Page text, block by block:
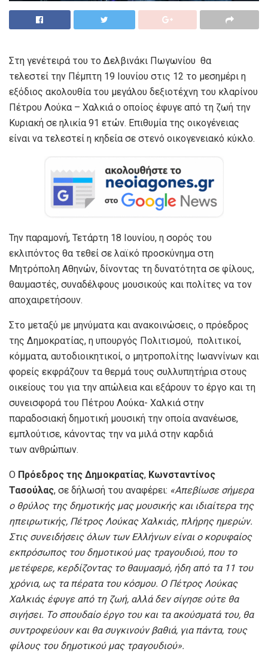
Στη γενέτειρά του το Δελβινάκι Πωγωνίου θα
τελεστεί την Πέμπτη 19 Ιουνίου στις 12 το μεσημέρι η
εξόδιος ακολουθία του μεγάλου δεξιοτέχνη του κλαρίνου
Πέτρου Λούκα – Χαλκιά ο οποίος έφυγε από τη ζωή την
Κυριακή σε ηλικία 91 ετών. Επιθυμία της οικογένειας
είναι να τελεστεί η κηδεία σε στενό οικογενειακό κύκλο.
Την παραμονή, Τετάρτη 18 Ιουνίου, η σορός του
εκλιπόντος θα τεθεί σε λαϊκό προσκύνημα στη
Μητρόπολη Αθηνών, δίνοντας τη δυνατότητα σε φίλους,
θαυμαστές, συναδέλφους μουσικούς και πολίτες να τον
αποχαιρετήσουν.
Στο μεταξύ με μηνύματα και ανακοινώσεις, ο πρόεδρος
της Δημοκρατίας, η υπουργός Πολιτισμού, πολιτικοί,
κόμματα, αυτοδιοικητικοί, ο μητροπολίτης Ιωαννίνων και
φορείς εκφράζουν τα θερμά τους συλλυπητήρια στους
οικείους του για την απώλεια και εξάρουν το έργο και τη
συνεισφορά του Πέτρου Λούκα- Χαλκιά στην
παραδοσιακή δημοτική μουσική την οποία ανανέωσε,
εμπλούτισε, κάνοντας την να μιλά στην καρδιά
των ανθρώπων.
Ο Πρόεδρος της Δημοκρατίας, Κωνσταντίνος
Τασούλας, σε δήλωσή του αναφέρει: «Απεβίωσε σήμερα
ο θρύλος της δημοτικής μας μουσικής και ιδιαίτερα της
ηπειρωτικής, Πέτρος Λούκας Χαλκιάς, πλήρης ημερών.
Στις συνειδήσεις όλων των Ελλήνων είναι ο κορυφαίος
εκπρόσωπος του δημοτικού μας τραγουδιού, που το
μετέφερε, κερδίζοντας το θαυμασμό, ήδη από τα 11 του
χρόνια, ως τα πέρατα του κόσμου. Ο Πέτρος Λούκας
Χαλκιάς έφυγε από τη ζωή, αλλά δεν σίγησε ούτε θα
σιγήσει. Το σπουδαίο έργο του και τα ακούσματά του, θα
συντροφεύουν και θα συγκινούν βαθιά, για πάντα, τους
φίλους του δημοτικού μας τραγουδιού».